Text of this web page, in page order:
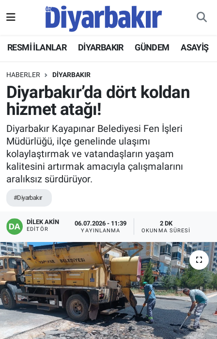
RESMİ İLANLAR DİYARBAKIR GÜNDEM ASAYİŞ
HABERLER DİYARBAKIR
Diyarbakır’da dört koldan
hizmet atağı!
Diyarbakır Kayapınar Belediyesi Fen İşleri
Müdürlüğü, ilçe genelinde ulaşımı
kolaylaştırmak ve vatandaşların yaşam
kalitesini artırmak amacıyla çalışmalarını
aralıksız sürdürüyor.
#Diyarbakır
DİLEK AKİN
EDITÖR
06.07.2026 - 11:39
YAYINLANMA
2 DK
OKUNMA SÜRESI
ASAYİŞ
DİYARBAKIR
EKONOMİ
GÜNDEM
BÖLGE
DÜNYA
ÖZEL HABER
POLİTİKA
SAĞLIK
SPOR
Hava Durumu
Namaz Vakitleri
Trafik Durumu
Süper Lig Puan Durumu ve Fikstür
Tüm Manşetler
Son Dakika Haberleri